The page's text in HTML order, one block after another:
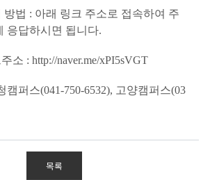
방법 : 아래 링크 주소로 접속하여 주
응답하시면 됩니다.
소 : http://naver.me/xPI5sVGT
캠퍼스(041-750-6532), 고양캠퍼스(03
목록